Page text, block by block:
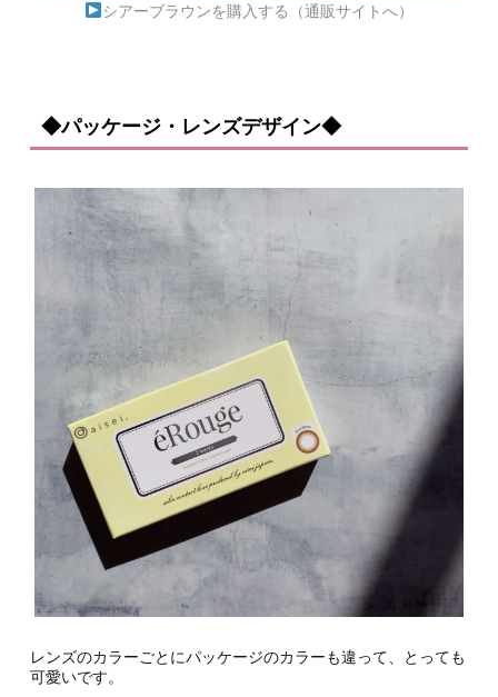
シアーブラウンを購入する（通販サイトへ）
◆パッケージ・レンズデザイン◆
レンズのカラーごとにパッケージのカラーも違って、とっても
可愛いです。